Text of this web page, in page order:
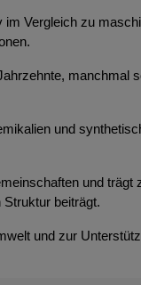
Vergleich zu
manchmal
und
und
beiträgt.
und zur